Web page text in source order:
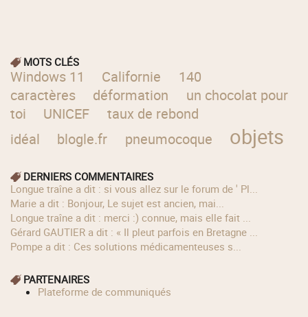
MOTS CLÉS
Windows 11 Californie
140
caractères
déformation
un chocolat pour
toi
UNICEF
taux de rebond
idéal
blogle.fr pneumocoque objets
DERNIERS COMMENTAIRES
longue traîne a dit : si vous allez sur le forum de ' Pl...
Marie a dit : Bonjour, Le sujet est ancien, mai...
longue traîne a dit : merci :) connue, mais elle fait ...
Gérard GAUTIER a dit : « Il pleut parfois en Bretagne ...
Pompe a dit : Ces solutions médicamenteuses s...
PARTENAIRES
Plateforme de communiqués